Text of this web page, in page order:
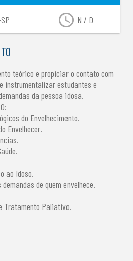
access_time N / D
teórico e propiciar o contato com
instrumentalizar estudantes e
da pessoa idosa.
do Envelhecimento.
Envelhecer.
ao Idoso.
de quem envelhece.
Tratamento Paliativo.